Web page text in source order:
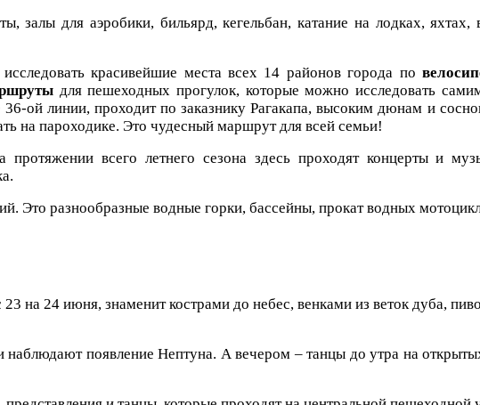
залы для аэробики, бильярд, кегельбан, катание на лодках, яхтах,
красивейшие места всех 14 районов города по
для пешеходных прогулок, которые можно исследовать
ой линии, проходит по заказнику Рагакапа, высоким дюнам и
на пароходике. Это чудесный маршрут для всей семьи!
всего летнего сезона здесь проходят концерты и
Это разнообразные водные горки, бассейны, прокат водных
23 на 24 июня, знаменит кострами до небес, венками из веток дуба,
наблюдают появление Нептуна. А вечером – танцы до утра на